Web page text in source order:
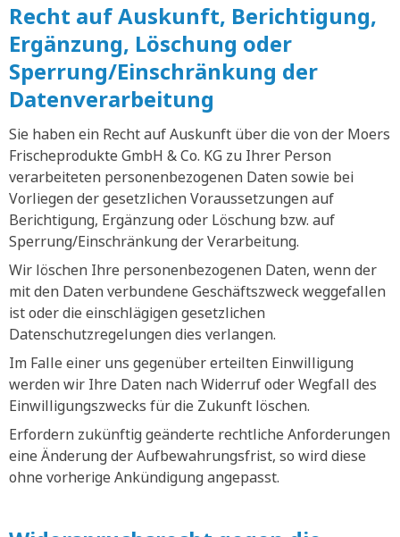
Recht auf Auskunft, Berichtigung,
Ergänzung, Löschung oder
Sperrung/Einschränkung der
Datenverarbeitung
Sie haben ein Recht auf Auskunft über die von der Moers
Frischeprodukte GmbH & Co. KG zu Ihrer Person
verarbeiteten personenbezogenen Daten sowie bei
Vorliegen der gesetzlichen Voraussetzungen auf
Berichtigung, Ergänzung oder Löschung bzw. auf
Sperrung/Einschränkung der Verarbeitung.
Wir löschen Ihre personenbezogenen Daten, wenn der
mit den Daten verbundene Geschäftszweck weggefallen
ist oder die einschlägigen gesetzlichen
Datenschutzregelungen dies verlangen.
Im Falle einer uns gegenüber erteilten Einwilligung
werden wir Ihre Daten nach Widerruf oder Wegfall des
Einwilligungszwecks für die Zukunft löschen.
Erfordern zukünftig geänderte rechtliche Anforderungen
eine Änderung der Aufbewahrungsfrist, so wird diese
ohne vorherige Ankündigung angepasst.